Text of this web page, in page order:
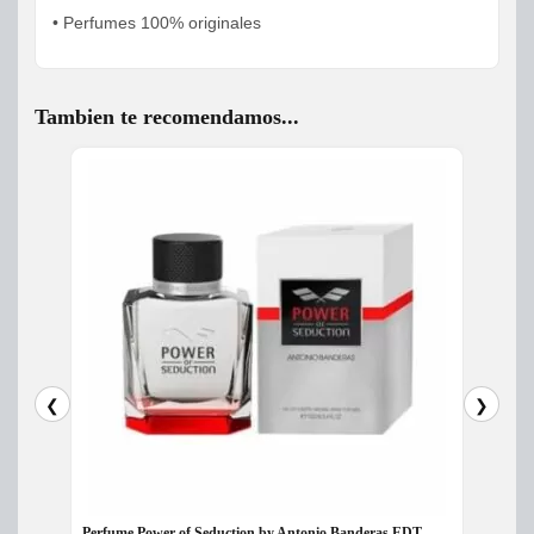
• Perfumes 100% originales
Tambien te recomendamos...
❮ ❯